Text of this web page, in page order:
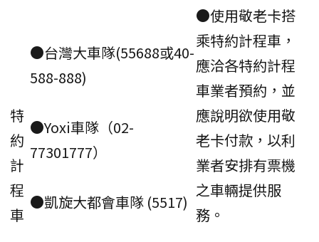
特
約
計
程
車
●台灣大車隊(55688或40-
588-888)
●Yoxi車隊（02-
77301777）
●凱旋大都會車隊 (5517)
●使用敬老卡搭
乘特約計程車，
應洽各特約計程
車業者預約，並
應說明欲使用敬
老卡付款，以利
業者安排有票機
之車輛提供服
務。